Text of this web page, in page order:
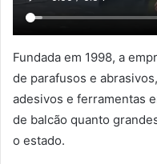
Fundada em 1998, a
de parafusos e
adesivos e ferramentas
de balcão quanto
o estado.